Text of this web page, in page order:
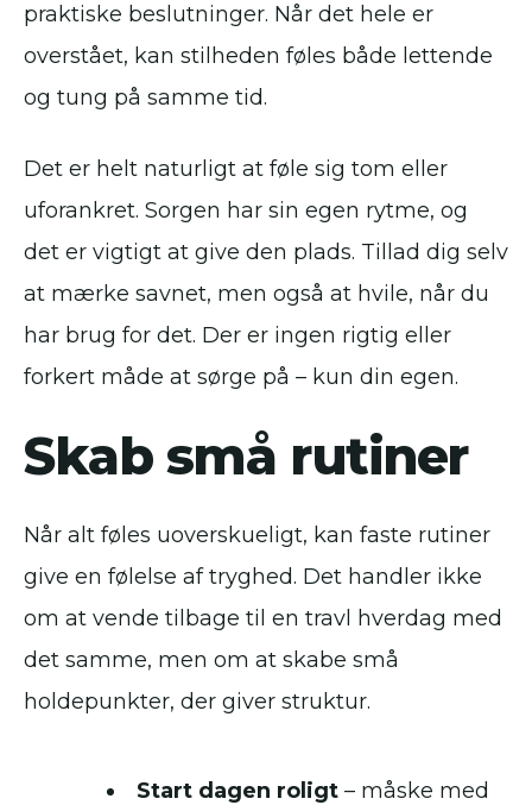
praktiske beslutninger. Når det hele er
overstået, kan stilheden føles både lettende
og tung på samme tid.
Det er helt naturligt at føle sig tom eller
uforankret. Sorgen har sin egen rytme, og
det er vigtigt at give den plads. Tillad dig selv
at mærke savnet, men også at hvile, når du
har brug for det. Der er ingen rigtig eller
forkert måde at sørge på – kun din egen.
Skab små rutiner
Når alt føles uoverskueligt, kan faste rutiner
give en følelse af tryghed. Det handler ikke
om at vende tilbage til en travl hverdag med
det samme, men om at skabe små
holdepunkter, der giver struktur.
Start dagen roligt – måske med